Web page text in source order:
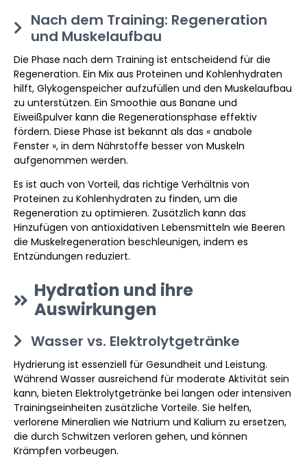
Nach dem Training: Regeneration
und Muskelaufbau
Die Phase nach dem Training ist entscheidend für die
Regeneration. Ein Mix aus Proteinen und Kohlenhydraten
hilft, Glykogenspeicher aufzufüllen und den Muskelaufbau
zu unterstützen. Ein Smoothie aus Banane und
Eiweißpulver kann die Regenerationsphase effektiv
fördern. Diese Phase ist bekannt als das « anabole
Fenster », in dem Nährstoffe besser von Muskeln
aufgenommen werden.
Es ist auch von Vorteil, das richtige Verhältnis von
Proteinen zu Kohlenhydraten zu finden, um die
Regeneration zu optimieren. Zusätzlich kann das
Hinzufügen von antioxidativen Lebensmitteln wie Beeren
die Muskelregeneration beschleunigen, indem es
Entzündungen reduziert.
Hydration und ihre
Auswirkungen
Wasser vs. Elektrolytgetränke
Hydrierung ist essenziell für Gesundheit und Leistung.
Während Wasser ausreichend für moderate Aktivität sein
kann, bieten Elektrolytgetränke bei langen oder intensiven
Trainingseinheiten zusätzliche Vorteile. Sie helfen,
verlorene Mineralien wie Natrium und Kalium zu ersetzen,
die durch Schwitzen verloren gehen, und können
Krämpfen vorbeugen.